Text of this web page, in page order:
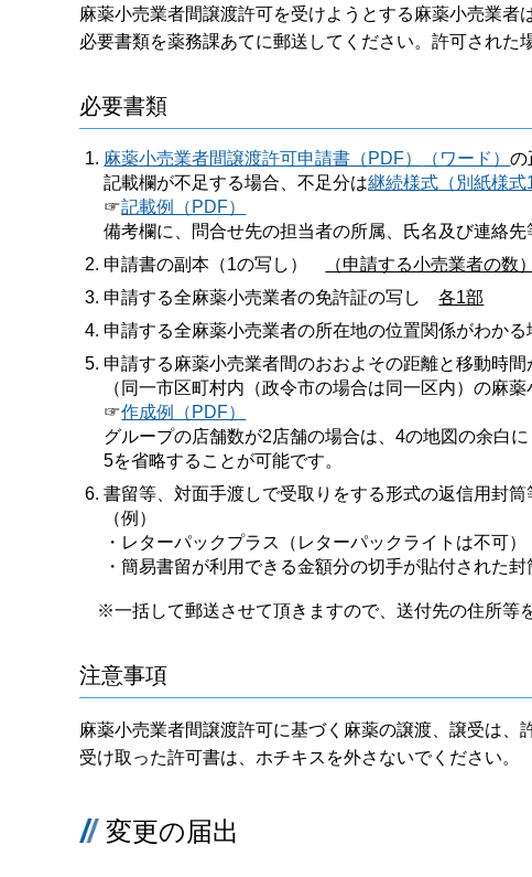
麻薬小売業者間譲渡許可を受けようとする麻薬小売業
必要書類を薬務課あてに郵送してください。許可された
必要書類
麻薬小売業者間譲渡許可申請書（PDF） （ワード）
記載欄が不足する場合、不足分は継続様式（別紙様式
☞記載例（PDF）
備考欄に、問合せ先の担当者の所属、氏名及び連絡先
申請書の副本（1の写し）
（申請する小売業者の数
申請する全麻薬小売業者の免許証の写し各1部
申請する全麻薬小売業者の所在地の位置関係がわか
申請する麻薬小売業者間のおおよその距離と移動時
（同一市区町村内（政令市の場合は同一区内）の麻
☞作成例（PDF）
グループの店舗数が2店舗の場合は、4の地図の余白
5を省略することが可能です。
書留等、対面手渡しで受取りをする形式の返信用封筒
（例）
・レターパックプラス（レターパックライトは不可）
・簡易書留が利用できる金額分の切手が貼付された
※一括して郵送させて頂きますので、送付先の住所等
注意事項
麻薬小売業者間譲渡許可に基づく麻薬の譲渡、譲受は、
受け取った許可書は、ホチキスを外さないでください。
変更の届出